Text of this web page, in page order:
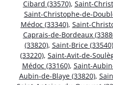
Cibard (33570), Saint-
Saint-Christophe-de-
Médoc (33340), Saint-
Caprais-de-Bordeaux
(33820), Saint-Brice (33540)
(33220), Saint-Avit-de-
Médoc (33160), Saint-
Aubin-de-Blaye (33820),